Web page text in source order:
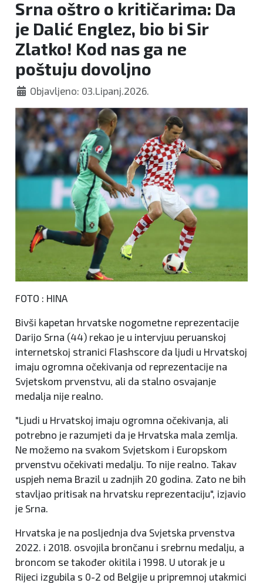
Srna oštro o kritičarima: Da
je Dalić Englez, bio bi Sir
Zlatko! Kod nas ga ne
poštuju dovoljno
Objavljeno: 03.Lipanj.2026.
FOTO : HINA
Bivši kapetan hrvatske nogometne reprezentacije
Darijo Srna (44) rekao je u intervjuu peruanskoj
internetskoj stranici Flashscore da ljudi u Hrvatskoj
imaju ogromna očekivanja od reprezentacije na
Svjetskom prvenstvu, ali da stalno osvajanje
medalja nije realno.
"Ljudi u Hrvatskoj imaju ogromna očekivanja, ali
potrebno je razumjeti da je Hrvatska mala zemlja.
Ne možemo na svakom Svjetskom i Europskom
prvenstvu očekivati medalju. To nije realno. Takav
uspjeh nema Brazil u zadnjih 20 godina. Zato ne bih
stavljao pritisak na hrvatsku reprezentaciju", izjavio
je Srna.
Hrvatska je na posljednja dva Svjetska prvenstva
2022. i 2018. osvojila brončanu i srebrnu medalju, a
broncom se također okitila i 1998. U utorak je u
Rijeci izgubila s 0-2 od Belgije u pripremnoj utakmici